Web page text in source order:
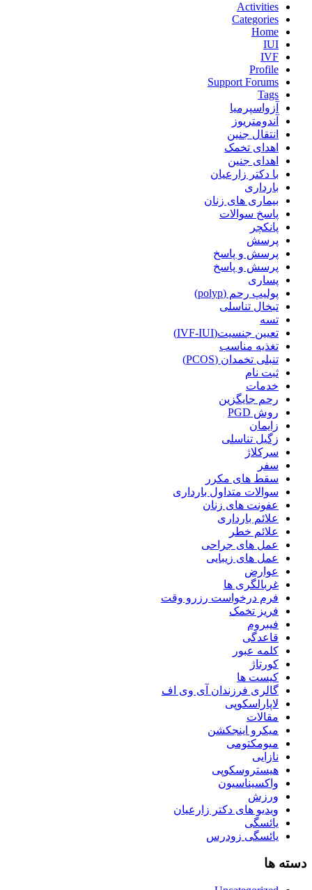
Activities
Categories
Home
IUI
IVF
Profile
Support Forums
Tags
آزواسپرمیا
آندومتریوز
انتقال جنین
اهدای تخمک
اهدای جنین
با دکتر زارعیان
بارداری
بیماری های زنان
پاسخ سوالات
پانکچر
پرسش
پرسش و پاسخ
پرسش و پاسخ
پساری
پولیپ رحم (polyp)
تبخال تناسلی
تسه
تعیین جنسیت(IVF-IUI)
تغذیه مناسب
تنبلی تخمدان (PCOS)
ثبت نام
خدمات
رحم جایگزین
روش PGD
زایمان
زگیل تناسلی
سرکلاژ
سفر
سقط های مکرر
سوالات متداول بارداری
عفونت های زنان
علائم بارداری
علائم خطر
عمل های جراحی
عمل های زیبایی
عوارض
غربالگری ها
فرم درخواست رزرو وقت
فریز تخمک
فیبروم
قاعدگی
کلمه عبور
کورتاژ
کیست ها
گالری فرزندان آی وی اف
لاپاراسکوپی
مقالات
میکرو اینجکشن
میومکتومی
نازایی
هیستروسکوپی
واکسیناسیون
ورزش
ویدیو های دکتر زارعیان
یائسگی
یائسگی زودرس
دسته ها